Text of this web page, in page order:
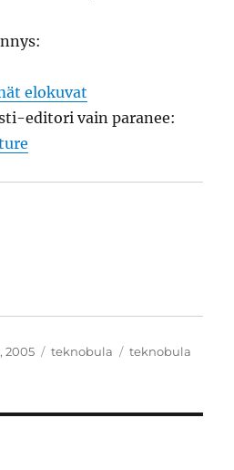
elokuvat
editori vain paranee:
2005 Kategoriat
teknobula Avainsanat
teknobula